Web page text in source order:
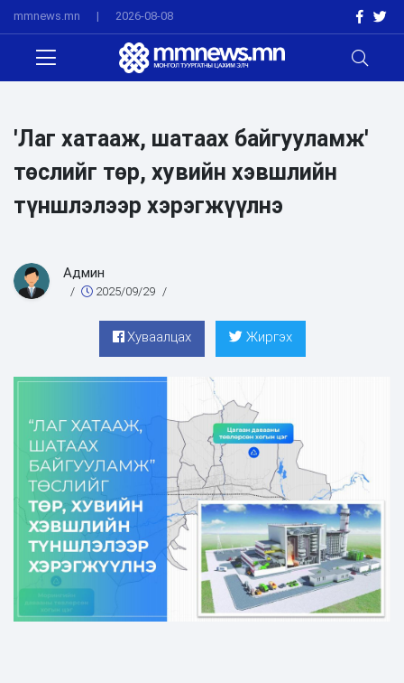
mmnews.mn | 2026-08-08
'Лаг хатааж, шатаах байгууламж'
төслийг төр, хувийн хэвшлийн
түншлэлээр хэрэгжүүлнэ
Админ
/ 2025/09/29 /
Хуваалцах Жиргэх